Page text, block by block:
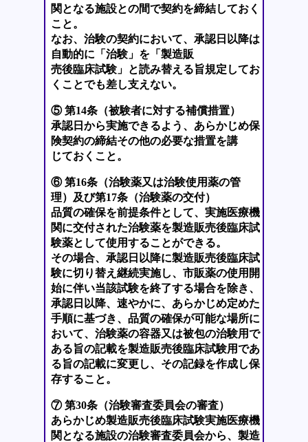
関となる施設との間で契約を締結しておく
こと。
なお、治験の契約において、承認日以降は
自動的に「治験」を「製造販
売後臨床試験」と読み替える旨規定してお
くことでも差し支えない。
⑤ 第14条（被験者に対する補償措置）
承認日から実施できるよう、あらかじめ保
険契約の締結その他の必要な措置を講
じておくこと。
⑥ 第16条（治験薬又は治験使用薬の管
理）及び第17条（治験薬の交付）
品質の確保を前提条件として、実施医療機
関に交付された治験薬を製造販売後臨床試
験薬として使用することができる。
その場合、承認日以降に製造販売後臨床試
験に切り替え継続実施し、市販薬の使用開
始に伴い当該試験を終了する場合を除き、
承認日以降、速やかに、あらかじめ定めた
手順に基づき、品質の確保が可能な場所に
おいて、治験薬の容器又は被包の治験用で
ある旨の記載を製造販売後臨床試験用であ
る旨の記載に変更し、その記録を作成し保
存すること。
⑦ 第30条（治験審査委員会の審査）
あらかじめ製造販売後臨床試験実施医療機
関となる施設の治験審査委員会から、製造